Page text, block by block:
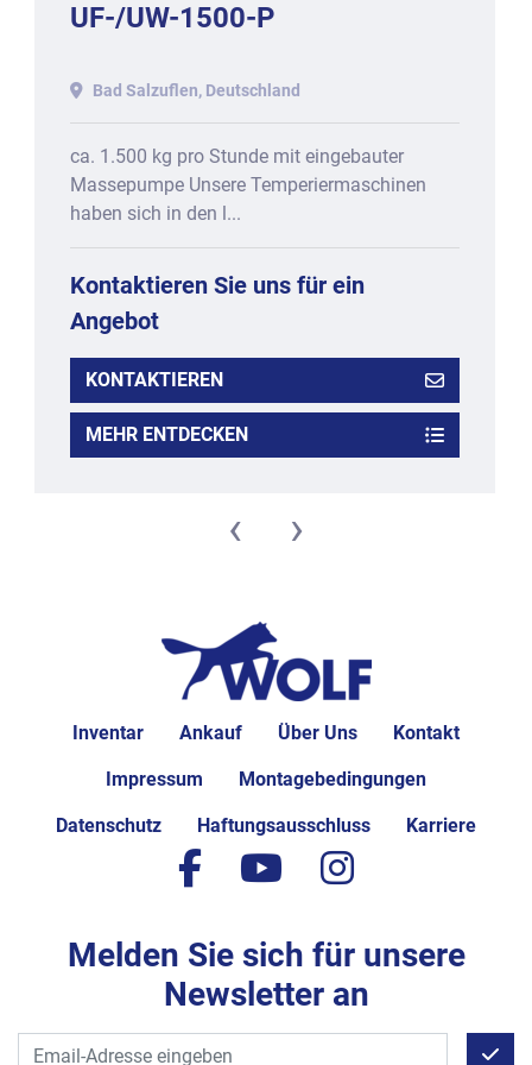
UF-/UW-1500-P
Bad Salzuflen, Deutschland
ca. 1.500 kg pro Stunde mit eingebauter
Massepumpe Unsere Temperiermaschinen
haben sich in den l...
Kontaktieren Sie uns für ein
Angebot
KONTAKTIEREN
MEHR ENTDECKEN
‹ ›
Inventar Ankauf Über Uns Kontakt
Impressum Montagebedingungen
Datenschutz Haftungsausschluss Karriere
facebook
youtubeinstagram
Melden Sie sich für unsere
Newsletter an